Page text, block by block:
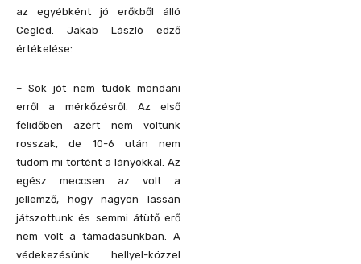
az egyébként jó erőkből álló
Cegléd. Jakab László edző
értékelése:
– Sok jót nem tudok mondani
erről a mérkőzésről. Az első
félidőben azért nem voltunk
rosszak, de 10-6 után nem
tudom mi történt a lányokkal. Az
egész meccsen az volt a
jellemző, hogy nagyon lassan
játszottunk és semmi átütő erő
nem volt a támadásunkban. A
védekezésünk hellyel-közzel